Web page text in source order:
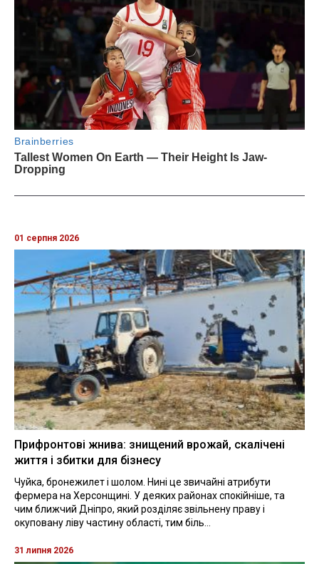
01 серпня 2026
Прифронтові жнива: знищений врожай, скалічені
життя і збитки для бізнесу
Чуйка, бронежилет і шолом. Нині це звичайні атрибути
фермера на Херсонщині. У деяких районах спокійніше, та
чим ближчий Дніпро, який розділяє звільнену праву і
окуповану ліву частину області, тим біль...
31 липня 2026